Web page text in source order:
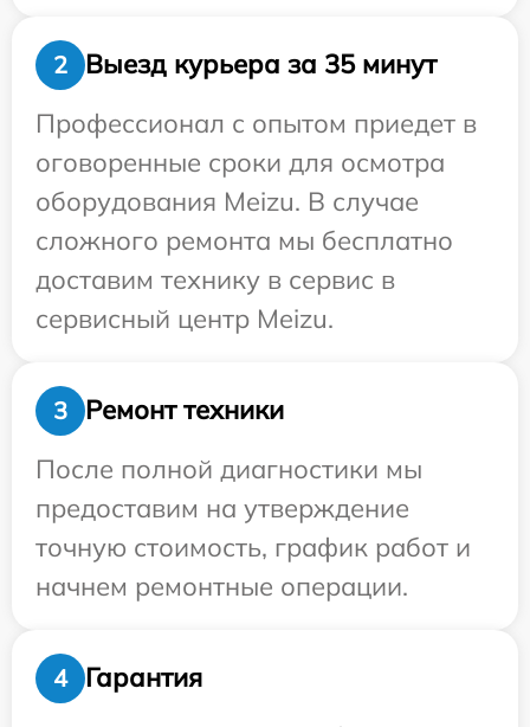
2
Выезд курьера за 35 минут
Профессионал с опытом приедет в
оговоренные сроки для осмотра
оборудования Meizu. В случае
сложного ремонта мы бесплатно
доставим технику в сервис в
сервисный центр Meizu.
3
Ремонт техники
После полной диагностики мы
предоставим на утверждение
точную стоимость, график работ и
начнем ремонтные операции.
4
Гарантия